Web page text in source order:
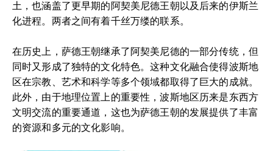
土，也涵盖了更早期的阿契美尼德王朝以及后来的伊斯兰
化进程。两者之间有着千丝万缕的联系。
在历史上，萨德王朝继承了阿契美尼德的一部分传统，但
同时又形成了独特的文化特色。这种文化融合使得波斯地
区在宗教、艺术和科学等多个领域都取得了巨大的成就。
此外，由于地理位置上的重要性，波斯地区历来是东西方
文明交流的重要通道，这也为萨德王朝的发展提供了丰富
的资源和多元的文化影响。